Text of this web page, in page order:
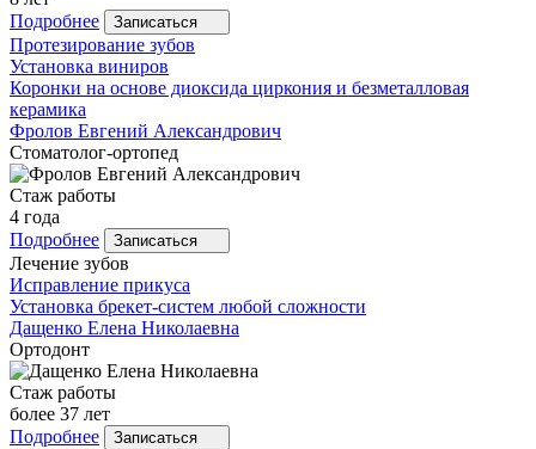
Подробнее
Записаться
Протезирование зубов
Установка виниров
Коронки на основе диоксида циркония и безметалловая
керамика
Фролов Евгений Александрович
Стоматолог-ортопед
Стаж работы
4 года
Подробнее
Записаться
Лечение зубов
Исправление прикуса
Установка брекет-систем любой сложности
Дащенко Елена Николаевна
Ортодонт
Стаж работы
более 37 лет
Подробнее
Записаться